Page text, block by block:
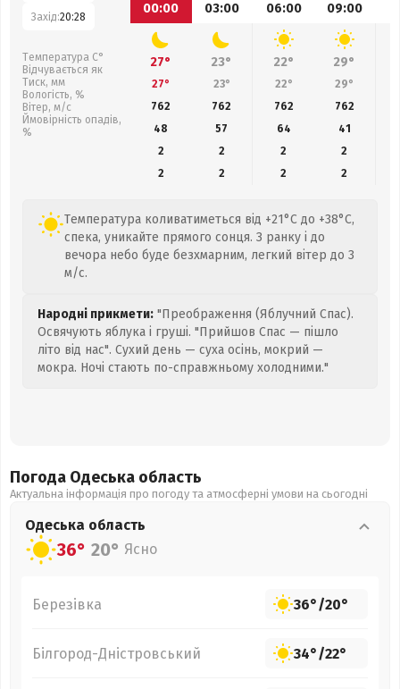
Захід:20:28
Температура С°
Відчувається як
Тиск, мм
Вологість, %
Вітер, м/с
Ймовірність опадів,
%
00:00
03:00 06:00 09:00
27° 23° 22° 29°
27° 23° 22° 29°
762
762 762 762
48
57 64 41
2
2 2
2
2
2 2 2
Температура коливатиметься від +21°C до +38°C,
спека, уникайте прямого сонця. З ранку і до
вечора небо буде безхмарним, легкий вітер до 3
м/с.
Народні прикмети: "Преображення (Яблучний Спас).
Освячують яблука і груші. "Прийшов Спас — пішло
літо від нас". Сухий день — суха осінь, мокрий —
мокра. Ночі стають по-справжньому холодними."
Погода Одеська область
Актуальна інформація про погоду та атмосферні умови на сьогодні
Одеська область
36° 20° Ясно
Березівка 36°/20°
Білгород-Дністровський 34°/22°